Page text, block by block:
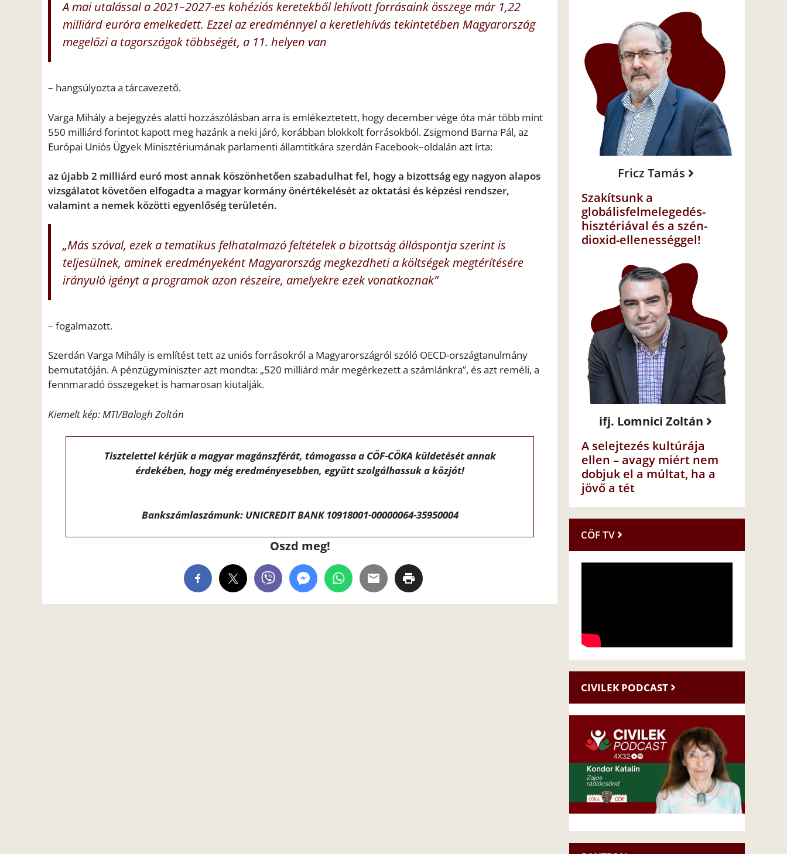
A mai utalással a 2021–2027-es kohéziós keretekből lehívott forrásaink összege már 1,22
milliárd euróra emelkedett. Ezzel az eredménnyel a keretlehívás tekintetében Magyarország
megelőzi a tagországok többségét, a 11. helyen van
– hangsúlyozta a tárcavezető.
Varga Mihály a bejegyzés alatti hozzászólásban arra is emlékeztetett, hogy december vége óta már több mint
550 milliárd forintot kapott meg hazánk a neki járó, korábban blokkolt forrásokból. Zsigmond Barna Pál, az
Európai Uniós Ügyek Minisztériumának parlamenti államtitkára szerdán Facebook–oldalán azt írta:
az újabb 2 milliárd euró most annak köszönhetően szabadulhat fel, hogy a bizottság egy nagyon alapos
vizsgálatot követően elfogadta a magyar kormány önértékelését az oktatási és képzési rendszer,
valamint a nemek közötti egyenlőség területén.
„Más szóval, ezek a tematikus felhatalmazó feltételek a bizottság álláspontja szerint is
teljesülnek, aminek eredményeként Magyarország megkezdheti a költségek megtérítésére
irányuló igényt a programok azon részeire, amelyekre ezek vonatkoznak”
– fogalmazott.
Szerdán Varga Mihály is említést tett az uniós forrásokról a Magyarországról szóló OECD-országtanulmány
bemutatóján. A pénzügyminiszter azt mondta: „520 milliárd már megérkezett a számlánkra”, és azt reméli, a
fennmaradó összegeket is hamarosan kiutalják.
Kiemelt kép: MTI/Balogh Zoltán
Tisztelettel kérjük a magyar magánszférát, támogassa a CÖF-CÖKA küldetését annak
érdekében, hogy még eredményesebben, együtt szolgálhassuk a közjót!
Bankszámlaszámunk: UNICREDIT BANK 10918001-00000064-35950004
Oszd meg!
Fricz Tamás
Szakítsunk a
globálisfelmelegedés-
hisztériával és a szén-
dioxid-ellenességgel!
ifj. Lomnici Zoltán
A selejtezés kultúrája
ellen – avagy miért nem
dobjuk el a múltat, ha a
jövő a tét
CÖF TV
CIVILEK PODCAST